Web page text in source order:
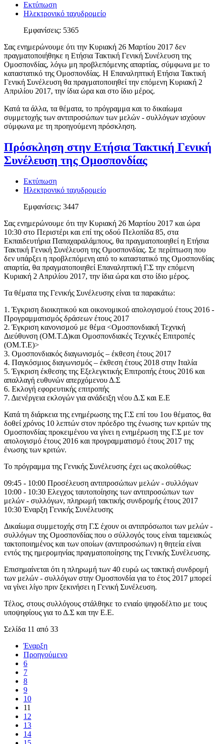
Εκτύπωση
Ηλεκτρονικό ταχυδρομείο
Εμφανίσεις: 5365
Σας ενημερώνουμε ότι την Κυριακή 26 Μαρτίου 2017 δεν
πραγματοποιήθηκε η Ετήσια Τακτική Γενική Συνέλευση της
Ομοσπονδίας, λόγω μη προβλεπόμενης απαρτίας, σύμφωνα με το
καταστατικό της Ομοσπονδίας. Η Επαναληπτική Ετήσια Τακτική
Γενική Συνέλευση θα πραγματοποιηθεί την επόμενη Κυριακή 2
Απριλίου 2017, την ίδια ώρα και στο ίδιο μέρος.
Κατά τα άλλα, τα θέματα, το πρόγραμμα και το δικαίωμα
συμμετοχής των αντιπροσώπων των μελών - συλλόγων ισχύουν
σύμφωνα με τη προηγούμενη πρόσκληση.
Πρόσκληση στην Ετήσια Τακτική Γενική
Συνέλευση της Ομοσπονδίας
Εκτύπωση
Ηλεκτρονικό ταχυδρομείο
Εμφανίσεις: 3447
Σας ενημερώνουμε ότι την Κυριακή 26 Μαρτίου 2017 και ώρα
10:30 στο Περιστέρι και επί της οδού Πελοπίδα 85, στα
Εκπαιδευτήρια Παπαχαραλάμπους, θα πραγματοποιηθεί η Ετήσια
Τακτική Γενική Συνέλευση της Ομοσπονδίας. Σε περίπτωση που
δεν υπάρξει η προβλεπόμενη από το καταστατικό της Ομοσπονδίας
απαρτία, θα πραγματοποιηθεί Επαναληπτική Γ.Σ την επόμενη
Κυριακή 2 Απριλίου 2017, την ίδια ώρα και στο ίδιο μέρος.
Τα θέματα της Γενικής Συνέλευσης είναι τα παρακάτω:
1. Έγκριση διοικητικού και οικονομικού απολογισμού έτους 2016 -
Προγραμματισμός δράσεων έτους 2017
2. Έγκριση κανονισμού με θέμα <Ομοσπονδιακή Τεχνική
Διεύθυνση (ΟΜ.Τ.Δ)και Ομοσπονδιακές Τεχνικές Επιτροπές
(ΟΜ.Τ.Ε)>
3. Ομοσπονδιακός διαγωνισμός – έκθεση έτους 2017
4. Παγκόσμιος διαγωνισμός – έκθεση έτους 2018 στην Ιταλία
5. Έγκριση έκθεσης της Εξελεγκτικής Επιτροπής έτους 2016 και
απαλλαγή ευθυνών απερχόμενου Δ.Σ
6. Εκλογή εφορευτικής επιτροπής
7. Διενέργεια εκλογών για ανάδειξη νέου Δ.Σ και Ε.Ε
Κατά τη διάρκεια της ενημέρωσης της Γ.Σ επί του 1ου θέματος, θα
δοθεί χρόνος 10 λεπτών στον πρόεδρο της ένωσης των κριτών της
Ομοσπονδίας προκειμένου να γίνει η ενημέρωση της Γ.Σ με τον
απολογισμό έτους 2016 και προγραμματισμό έτους 2017 της
ένωσης των κριτών.
Το πρόγραμμα της Γενικής Συνέλευσης έχει ως ακολούθως:
09:45 - 10:00 Προσέλευση αντιπροσώπων μελών - συλλόγων
10:00 - 10:30 Ελεγχος ταυτοποίησης των αντιπροσώπων των
μελών - συλλόγων, πληρωμή τακτικής συνδρομής έτους 2017
10:30 Έναρξη Γενικής Συνέλευσης
Δικαίωμα συμμετοχής στη Γ.Σ έχουν οι αντιπρόσωποι των μελών -
συλλόγων της Ομοσπονδίας που ο σύλλογός τους είναι ταμειακώς
τακτοποιημένος και των οποίων (αντιπροσώπων) η θητεία είναι
εντός της ημερομηνίας πραγματοποίησης της Γενικής Συνέλευσης.
Επισημαίνεται ότι η πληρωμή των 40 ευρώ ως τακτική συνδρομή
των μελών - συλλόγων στην Ομοσπονδία για το έτος 2017 μπορεί
να γίνει λίγο πριν ξεκινήσει η Γενική Συνέλευση.
Τέλος, στους συλλόγους στάλθηκε το ενιαίο ψηφοδέλτιο με τους
υποψηφίους για το Δ.Σ και την Ε.Ε.
Σελίδα 11 από 33
Έναρξη
Προηγούμενο
6
7
8
9
10
11
12
13
14